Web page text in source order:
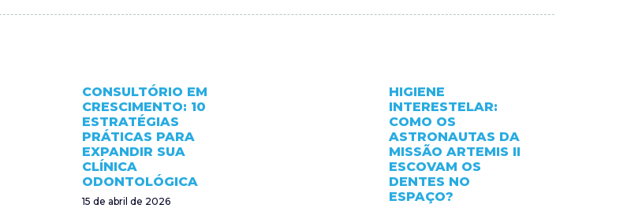
CONSULTÓRIO EM
CRESCIMENTO: 10
ESTRATÉGIAS
PRÁTICAS PARA
EXPANDIR SUA
CLÍNICA
ODONTOLÓGICA
15 de abril de 2026
HIGIENE
INTERESTELAR:
COMO OS
ASTRONAUTAS DA
MISSÃO ARTEMIS II
ESCOVAM OS
DENTES NO
ESPAÇO?